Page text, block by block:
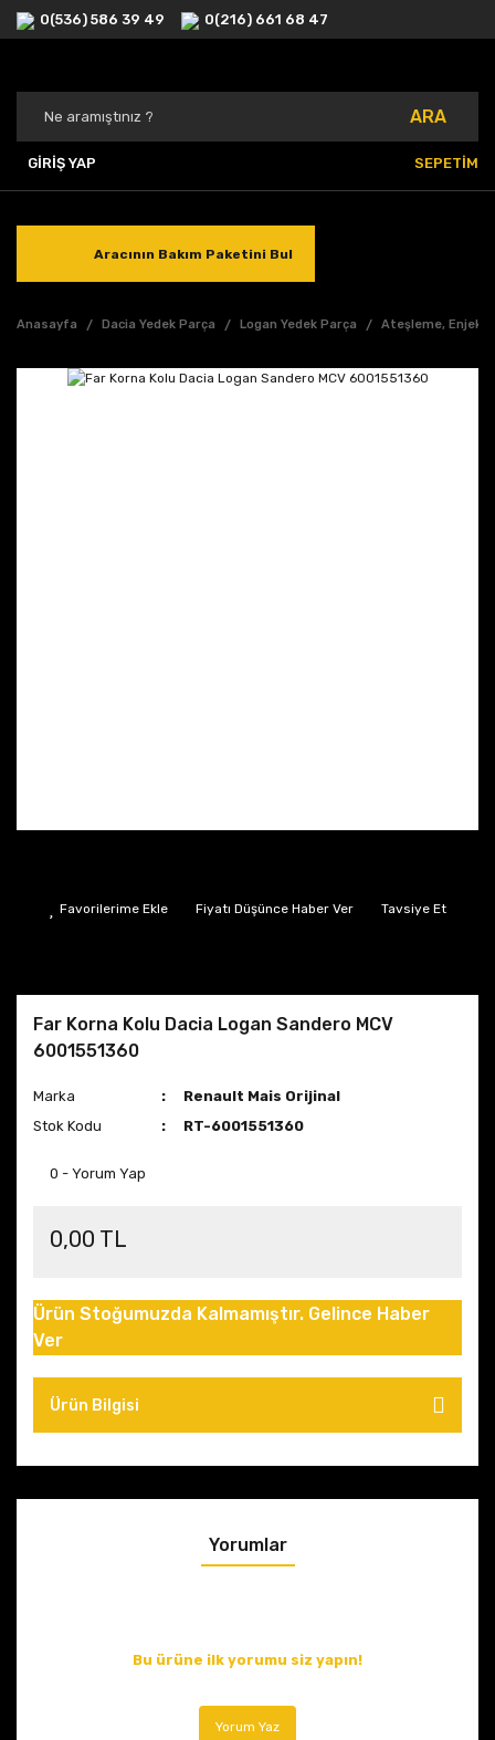
0(536) 586 39 49 0(216) 661 68 47
ARA
GİRİŞ YAP SEPETİM
Aracının Bakım Paketini Bul
Anasayfa Dacia Yedek Parça Logan Yedek Parça Ateşleme,
Fiyatı Düşünce Haber Ver Tavsiye Et
Far Korna Kolu Dacia Logan Sandero MCV
6001551360
Marka
Renault Mais Orijinal
Stok Kodu
RT-6001551360
0 - Yorum Yap
0,00 TL
Ürün Stoğumuzda Kalmamıştır. Gelince Haber
Ver
Ürün Bilgisi
Yorumlar
Bu ürüne ilk yorumu siz yapın!
Yorum Yaz